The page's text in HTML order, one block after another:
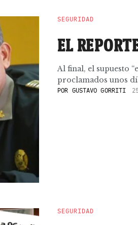
SEGURIDAD
EL
Al final, el supuesto
proclamados unos
POR GUSTAVO GORRITI
SEGURIDAD